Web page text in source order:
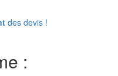
des devis !
: